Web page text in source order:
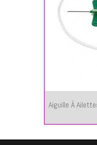
Aiguille À